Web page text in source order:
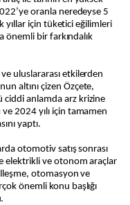
oranla neredeyse 5
yıllar için tüketici eğilimleri
önemli bir farkındalık
uluslararası etkilerden
altını çizen Özçete,
ciddi anlamda arz krizine
2024 yılı için tamamen
yaptı.
otomotiv satış sonrası
elektrikli ve otonom araçlar
otomasyon ve
önemli konu başlığı